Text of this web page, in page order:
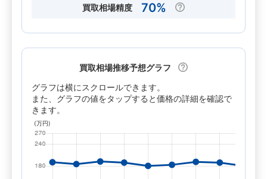
買取相場精度 70%
買取相場推移予想グラフ
グラフは横にスクロールできます。
また、グラフの値をタップすると価格の詳細を確認で
きます。